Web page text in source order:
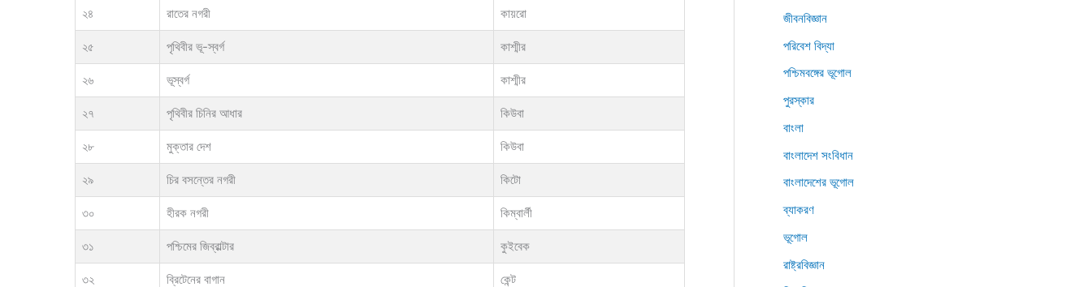
২৪ রাতের নগরী কায়রো
২৫ পৃথিবীর ভূ-স্বর্গ কাশ্মীর
২৬ ভূস্বর্গ কাশ্মীর
২৭ পৃথিবীর চিনির আধার কিউবা
২৮ মুক্তার দেশ কিউবা
২৯ চির বসন্তের নগরী কিটো
৩০ হীরক নগরী কিম্বার্লী
৩১ পশ্চিমের জিব্রাল্টার কুইবেক
৩২ ব্রিটেনের বাগান কেন্ট
জীবনবিজ্ঞান
পরিবেশ বিদ্যা
পশ্চিমবঙ্গের ভূগোল
পুরস্কার
বাংলা
বাংলাদেশ সংবিধান
বাংলাদেশের ভূগোল
ব্যাকরণ
ভূগোল
রাষ্ট্রবিজ্ঞান